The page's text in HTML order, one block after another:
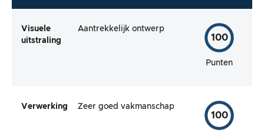
Visuele
uitstraling
Aantrekkelijk ontwerp
100
Punten
Verwerking Zeer goed vakmanschap
100